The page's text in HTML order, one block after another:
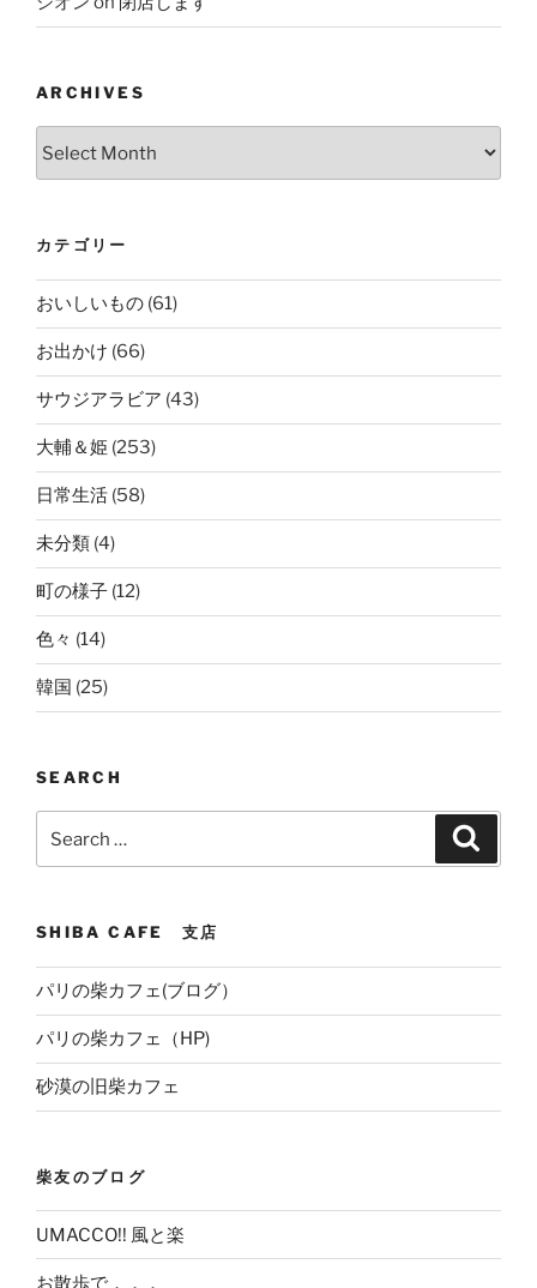
ARCHIVES
カテゴリー
おいしいもの (61)
お出かけ (66)
サウジアラビア (43)
大輔＆姫 (253)
日常生活 (58)
未分類 (4)
町の様子 (12)
色々 (14)
韓国 (25)
SEARCH
SHIBA CAFE 支店
パリの柴カフェ(ブログ）
パリの柴カフェ（HP)
砂漠の旧柴カフェ
柴友のブログ
UMACCO!! 風と楽
お散歩で．．．